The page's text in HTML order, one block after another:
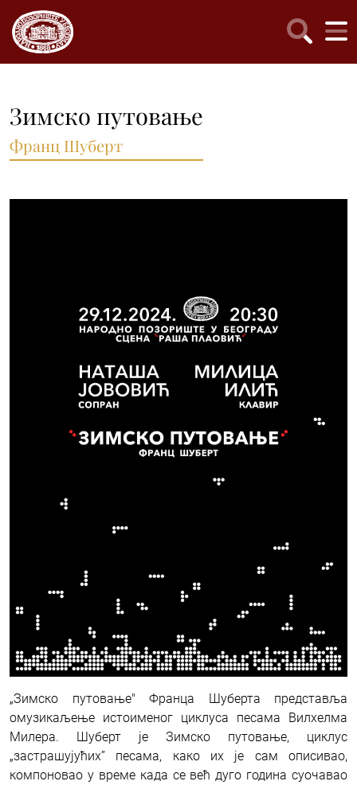
Зимско путовање
Франц Шуберт
„Зимско путовање" Франца Шуберта представља
омузикаљење истоименог циклуса песама Вилхелма
Милера. Шуберт је Зимско путовање, циклус
„застрашујућих” песама, како их је сам описивао,
компоновао у време када се већ дуго година суочавао